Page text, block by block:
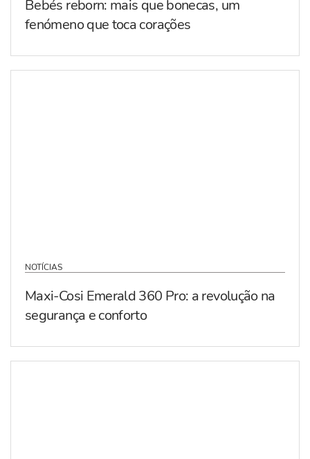
Bebés reborn: mais que bonecas, um
fenómeno que toca corações
NOTÍCIAS
Maxi-Cosi Emerald 360 Pro: a revolução na
segurança e conforto